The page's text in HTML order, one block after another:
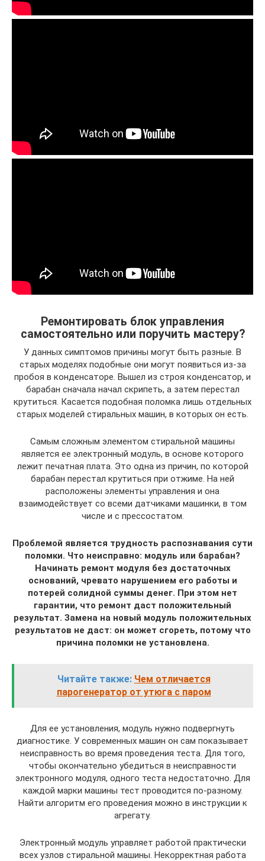
Ремонтировать блок управления
самостоятельно или поручить мастеру?
У данных симптомов причины могут быть разные. В
старых моделях подобные они могут появиться из-за
пробоя в конденсаторе. Вышел из строя конденсатор, и
барабан сначала начал скрипеть, а затем перестал
крутиться. Касается подобная поломка лишь отдельных
старых моделей стиральных машин, в которых он есть.
Самым сложным элементом стиральной машины
является ее электронный модуль, в основе которого
лежит печатная плата. Это одна из причин, по которой
барабан перестал крутиться при отжиме. На ней
расположены элементы управления и она
взаимодействует со всеми датчиками машинки, в том
числе и с прессостатом.
Проблемой является трудность распознавания сути
поломки. Что неисправно: модуль или барабан?
Начинать ремонт модуля без достаточных
оснований, чревато нарушением его работы и
потерей солидной суммы денег. При этом нет
гарантии, что ремонт даст положительный
результат. Замена на новый модуль положительных
результатов не даст: он может сгореть, потому что
причина поломки не установлена.
Читайте также: Чем отличается
парогенератор от утюга с паром
Для ее установления, модуль нужно подвергнуть
диагностике. У современных машин он сам показывает
неисправность во время проведения теста. Для того,
чтобы окончательно убедиться в неисправности
электронного модуля, одного теста недостаточно. Для
каждой марки машины тест проводится по-разному.
Найти алгоритм его проведения можно в инструкции к
агрегату.
Электронный модуль управляет работой практически
всех узлов стиральной машины. Некорректная работа